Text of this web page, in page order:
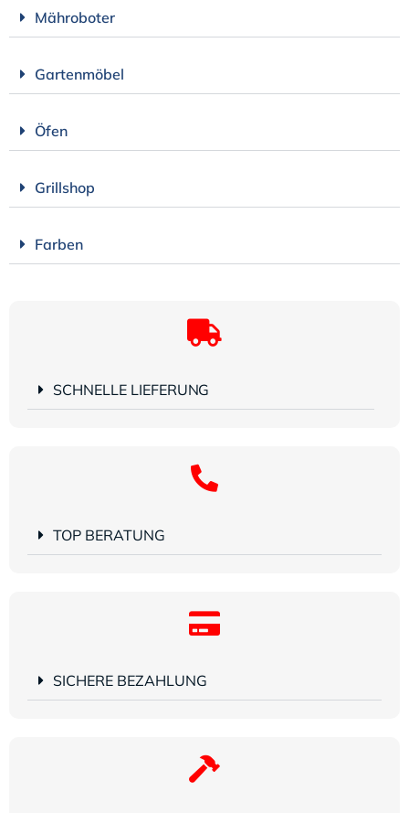
Mähroboter
Gartenmöbel
Öfen
Grillshop
Farben
SCHNELLE LIEFERUNG
TOP BERATUNG
SICHERE BEZAHLUNG